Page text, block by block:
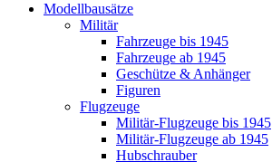
Modellbausätze
Militär
Fahrzeuge bis 1945
Fahrzeuge ab 1945
Geschütze & Anhänger
Figuren
Flugzeuge
Militär-Flugzeuge bis 1945
Militär-Flugzeuge ab 1945
Hubschrauber